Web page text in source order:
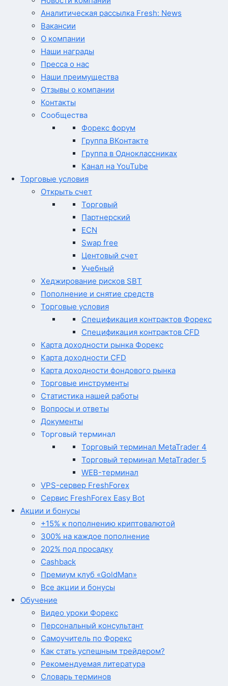
Аналитическая рассылка Fresh: News
Вакансии
О компании
Наши награды
Пресса о нас
Наши преимущества
Отзывы о компании
Контакты
Сообщества
Форекс форум
Группа ВКонтакте
Группа в Одноклассниках
Канал на YouTube
Торговые условия
Открыть счет
Торговый
Партнерский
ECN
Swap free
Центовый счет
Учебный
Хеджирование рисков SBT
Пополнение и снятие средств
Торговые условия
Спецификация контрактов Форекс
Спецификация контрактов CFD
Карта доходности рынка Форекс
Карта доходности CFD
Карта доходности фондового рынка
Торговые инструменты
Статистика нашей работы
Вопросы и ответы
Документы
Торговый терминал
Торговый терминал MetaTrader 4
Торговый терминал MetaTrader 5
WEB-терминал
VPS-сервер FreshForex
Сервис FreshForex Easy Bot
Акции и бонусы
+15% к пополнению криптовалютой
300% на каждое пополнение
202% под просадку
Cashback
Премиум клуб «GoldMan»
Все акции и бонусы
Обучение
Видео уроки Форекс
Персональный консультант
Самоучитель по Форекс
Как стать успешным трейдером?
Рекомендуемая литература
Словарь терминов